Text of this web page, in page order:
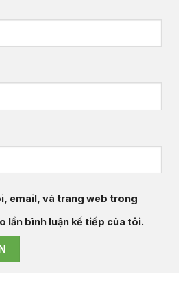
email, và trang web trong
lần bình luận kế tiếp của tôi.